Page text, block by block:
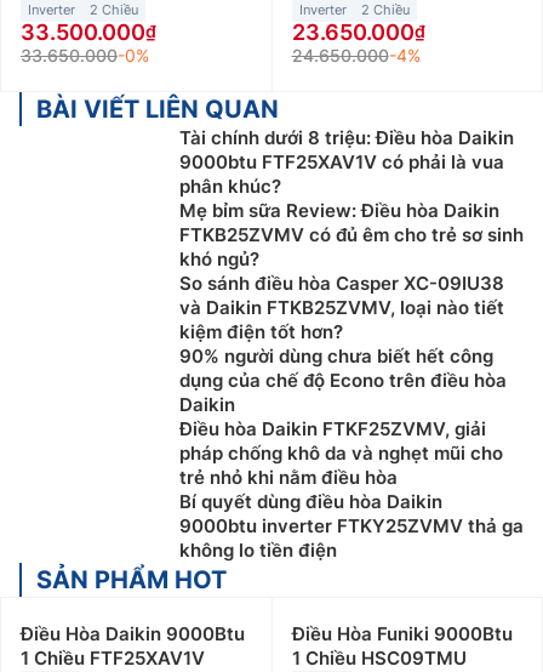
Inverter 2 Chiều
33.500.000
33.650.000-0%
Inverter 2 Chiều
23.650.000
24.650.000-4%
BÀI VIẾT LIÊN QUAN
Tài chính dưới 8 triệu: Điều hòa Daikin
9000btu FTF25XAV1V có phải là vua
phân khúc?
Mẹ bỉm sữa Review: Điều hòa Daikin
FTKB25ZVMV có đủ êm cho trẻ sơ sinh
khó ngủ?
So sánh điều hòa Casper XC-09IU38
và Daikin FTKB25ZVMV, loại nào tiết
kiệm điện tốt hơn?
90% người dùng chưa biết hết công
dụng của chế độ Econo trên điều hòa
Daikin
Điều hòa Daikin FTKF25ZVMV, giải
pháp chống khô da và nghẹt mũi cho
trẻ nhỏ khi nằm điều hòa
Bí quyết dùng điều hòa Daikin
9000btu inverter FTKY25ZVMV thả ga
không lo tiền điện
SẢN PHẨM HOT
Điều Hòa Daikin 9000Btu
1 Chiều FTF25XAV1V
Điều Hòa Funiki 9000Btu
1 Chiều HSC09TMU